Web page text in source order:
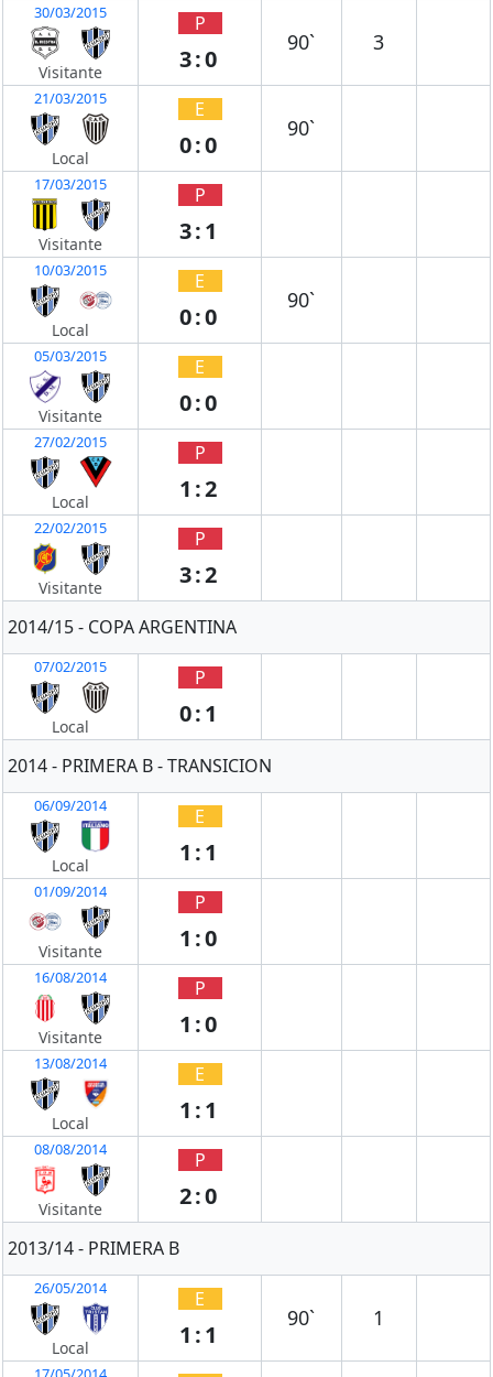
30/03/2015
Visitante
P
3:0
90` 3
21/03/2015
Local
E
0:0
90`
17/03/2015
Visitante
P
3:1
10/03/2015
Local
E
0:0
90`
05/03/2015
Visitante
E
0:0
27/02/2015
Local
P
1:2
22/02/2015
Visitante
P
3:2
2014/15 - COPA ARGENTINA
07/02/2015
Local
P
0:1
2014 - PRIMERA B - TRANSICION
06/09/2014
Local
E
1:1
01/09/2014
Visitante
P
1:0
16/08/2014
Visitante
P
1:0
13/08/2014
Local
E
1:1
08/08/2014
Visitante
P
2:0
2013/14 - PRIMERA B
26/05/2014
Local
E
1:1
90` 1